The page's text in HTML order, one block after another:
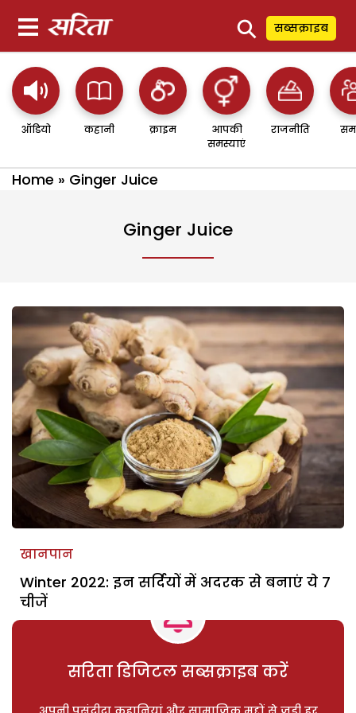
⚲ सब्सक्राइब
ऑडियो कहानी क्राइम
आपकी
समस्याएं
राजनीति
Home » Ginger Juice
Ginger Juice
खानपान
Winter 2022: इन सर्दियों में अदरक से बनाएं ये 7
चीजें
सरिता डिजिटल सब्सक्राइब करें